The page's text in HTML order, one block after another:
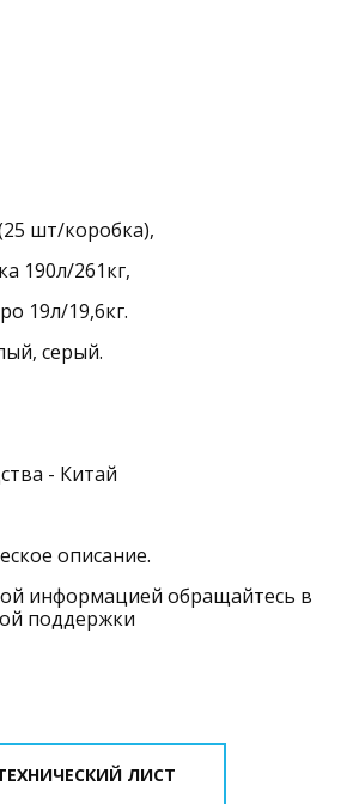
шт/коробка),
190л/261кг,
19л/19,6кг.
серый.
- Китай
описание.
информацией обращайтесь в
поддержки
ЛИСТ